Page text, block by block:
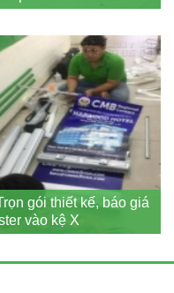
gói thiết kế, báo giá
vào kệ X